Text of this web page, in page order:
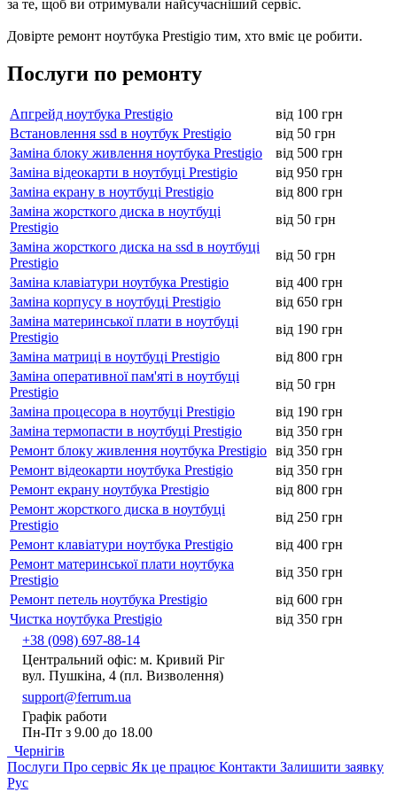
за те, щоб ви отримували найсучасніший сервіс.
Довірте ремонт ноутбука Prestigio тим, хто вміє це робити.
Послуги по ремонту
Апгрейд ноутбука Prestigio
від 100 грн
Встановлення ssd в ноутбук Prestigio
від 50 грн
Заміна блоку живлення ноутбука Prestigio
від 500 грн
Заміна відеокарти в ноутбуці Prestigio
від 950 грн
Заміна екрану в ноутбуці Prestigio
від 800 грн
Заміна жорсткого диска в ноутбуці
Prestigio
від 50 грн
Заміна жорсткого диска на ssd в ноутбуці
Prestigio
від 50 грн
Заміна клавіатури ноутбука Prestigio
від 400 грн
Заміна корпусу в ноутбуці Prestigio
від 650 грн
Заміна материнської плати в ноутбуці
Prestigio
від 190 грн
Заміна матриці в ноутбуці Prestigio
від 800 грн
Заміна оперативної пам'яті в ноутбуці
Prestigio
від 50 грн
Заміна процесора в ноутбуці Prestigio
від 190 грн
Заміна термопасти в ноутбуці Prestigio
від 350 грн
Ремонт блоку живлення ноутбука Prestigio від 350 грн
Ремонт відеокарти ноутбука Prestigio
від 350 грн
Ремонт екрану ноутбука Prestigio
від 800 грн
Ремонт жорсткого диска в ноутбуці
Prestigio
від 250 грн
Ремонт клавіатури ноутбука Prestigio
від 400 грн
Ремонт материнської плати ноутбука
Prestigio
від 350 грн
Ремонт петель ноутбука Prestigio
від 600 грн
Чистка ноутбука Prestigio
від 350 грн
+38 (098) 697-88-14
Центральний офіс: м. Кривий Ріг
вул. Пушкіна, 4 (пл. Визволення)
support@ferrum.ua
Графік работи
Пн-Пт з 9.00 до 18.00
Чернігів
Послуги Про сервіс Як це працює Контакти Залишити заявку
Рус